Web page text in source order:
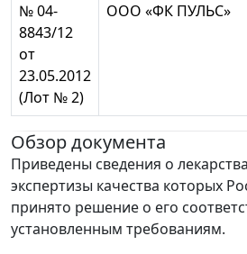
№ 04-
8843/12
от
23.05.2012
(Лот № 2)
ООО «ФК ПУЛЬС»
Обзор документа
Приведены сведения о
экспертизы качества которых
принято решение о его
установленным требованиям.